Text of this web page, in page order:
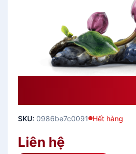
SKU: 0986be7c0091 Hết hàng
Liên hệ